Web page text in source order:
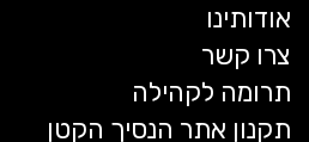
אודותינו
צרו קשר
תרומה לקהילה
תקנון אתר הנסיך הקטן